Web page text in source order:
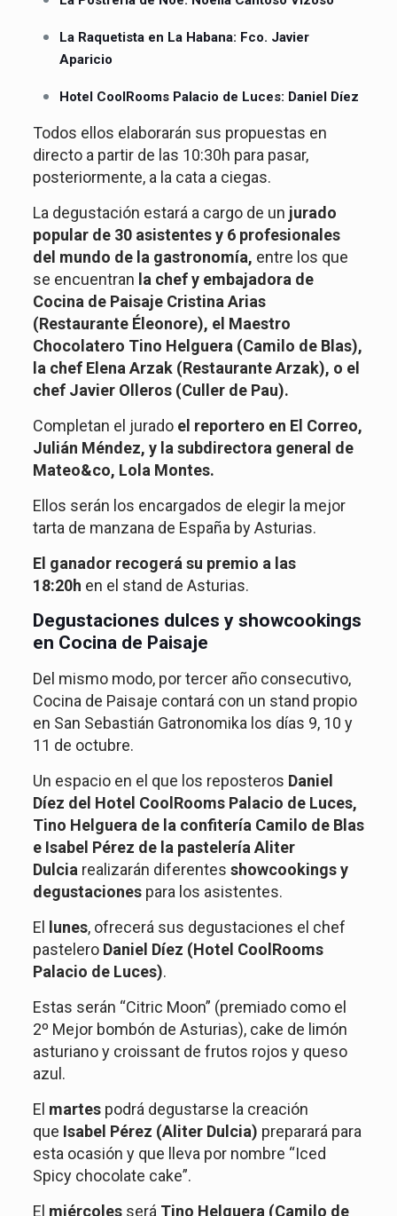
La Raquetista en La Habana: Fco. Javier
Aparicio
Hotel CoolRooms Palacio de Luces: Daniel Díez
Todos ellos elaborarán sus propuestas en
directo a partir de las 10:30h para pasar,
posteriormente, a la cata a ciegas.
La degustación estará a cargo de un jurado
popular de 30 asistentes y 6 profesionales
del mundo de la gastronomía, entre los que
se encuentran la chef y embajadora de
Cocina de Paisaje Cristina Arias
(Restaurante Éleonore), el Maestro
Chocolatero Tino Helguera (Camilo de Blas),
la chef Elena Arzak (Restaurante Arzak), o el
chef Javier Olleros (Culler de Pau).
Completan el juradoel reportero en El Correo,
Julián Méndez, y la subdirectora general de
Mateo&co, Lola Montes.
Ellos serán los encargados de elegir la mejor
tarta de manzana de España by Asturias.
El ganador recogerá su premio a las
18:20h en el stand de Asturias.
Degustaciones dulces y showcookings
en Cocina de Paisaje
Del mismo modo, por tercer año consecutivo,
Cocina de Paisaje contará con un stand propio
en San Sebastián Gatronomika los días 9, 10 y
11 de octubre.
Un espacio en el que los reposteros Daniel
Díez del Hotel CoolRooms Palacio de Luces,
Tino Helguera de la confitería Camilo de Blas
e Isabel Pérez de la pastelería Aliter
Dulcia realizarán diferentes showcookings y
degustacionespara los asistentes.
El
lunes, ofrecerá sus degustaciones el chef
pastelero Daniel Díez (Hotel CoolRooms
Palacio de Luces).
Estas serán “Citric Moon” (premiado como el
2º Mejor bombón de Asturias), cake de limón
asturiano y croissant de frutos rojos y queso
azul.
El martespodrá degustarse la creación
que Isabel Pérez (Aliter Dulcia) preparará para
esta ocasión y que lleva por nombre “Iced
Spicy chocolate cake”.
El miércolesserá Tino Helguera (Camilo de